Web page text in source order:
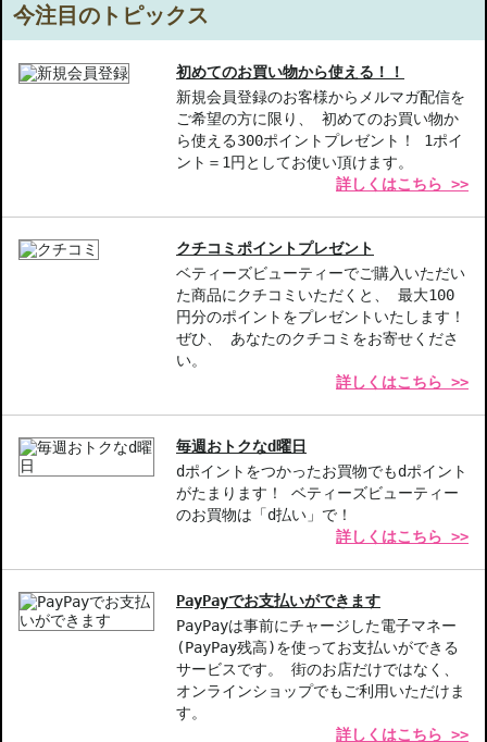
ヒアルロン酸配合-輪郭が整った、ふっくらとした唇をサポート。
【こんな方へおすすめ】
日常的に唇の乾燥が気になる方
自然由来成分にこだわる方
お悩み・効果
今注目のトピックス
初めてのお買い物から使える！！
新規会員登録のお客様からメルマガ配信を
ご希望の方に限り、 初めてのお買い物か
ら使える300ポイントプレゼント！ 1ポイ
ント＝1円としてお使い頂けます。
詳しくはこちら >>
クチコミポイントプレゼント
ベティーズビューティーでご購入いただい
た商品にクチコミいただくと、 最大100
円分のポイントをプレゼントいたします！
ぜひ、 あなたのクチコミをお寄せくださ
い。
詳しくはこちら >>
毎週おトクなd曜日
dポイントをつかったお買物でもdポイント
がたまります！ ベティーズビューティー
のお買物は「d払い」で！
詳しくはこちら >>
PayPayでお支払いができます
PayPayは事前にチャージした電子マネー
(PayPay残高)を使ってお支払いができる
サービスです。 街のお店だけではなく、
オンラインショップでもご利用いただけま
す。
詳しくはこちら >>